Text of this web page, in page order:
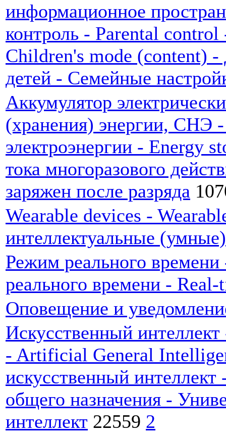
информационное
контроль - Parental
Children's mode (content) -
детей - Семейные
Аккумулятор
(хранения) энергии, СНЭ
электроэнергии - Energy
тока многоразового
заряжен после разряда
Wearable devices -
интеллектуальные
Режим реального
реального времени -
Оповещение и
Искусственный
- Artificial General
искусственный
общего назначения -
интеллект 22559 2